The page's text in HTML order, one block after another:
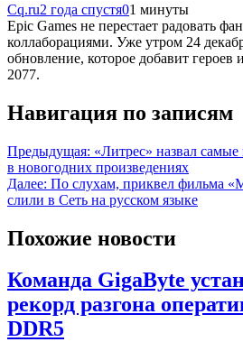
Cq.ru2 года спустя01 минуты
Epic Games не перестает радовать
коллаборациями. Уже утром 24
обновление, которое добавит
2077.
Навигация по записям
Предыдущая: «Литрес» назвал
в новогодних произведениях
Далее: По слухам, приквел фильма
слили в Сеть на русском языке
Похожие новости
Команда GigaByte
рекорд разгона
DDR5